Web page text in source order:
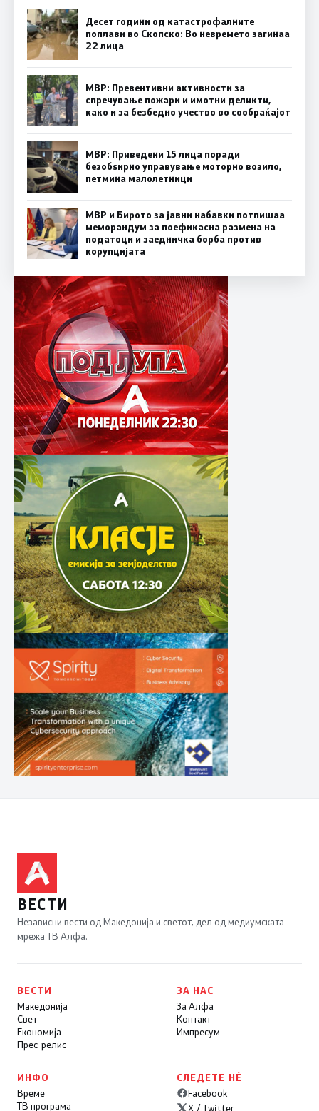
Десет години од катастрофалните
поплави во Скопско: Во невремето загинаа
22 лица
МВР: Превентивни активности за
спречување пожари и имотни деликти,
како и за безбедно учество во сообраќајот
МВР: Приведени 15 лица поради
безобѕирно управување моторно возило,
петмина малолетници
МВР и Бирото за јавни набавки потпишаа
меморандум за поефикасна размена на
податоци и заедничка борба против
корупцијата
ВЕСТИ
Независни вести од Македонија и светот, дел од медиумската
мрежа ТВ Алфа.
ВЕСТИ
Македонија
Свет
Економија
Прес-релис
ЗА НАС
За Алфа
Контакт
Импресум
ИНФО
Време
ТВ програма
СЛЕДЕТЕ НÉ
Facebook
X / Twitter